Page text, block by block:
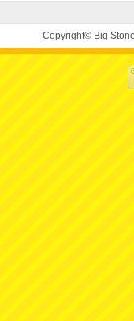
Copyright© Big